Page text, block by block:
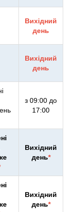
Вихідний
день
Вихідний
день
з 09:00 до
17:00
Вихідний
день*
Вихідний
день*